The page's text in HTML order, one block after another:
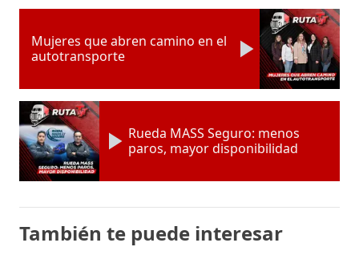
Mujeres que abren camino en el
autotransporte
Rueda MASS Seguro: menos
paros, mayor disponibilidad
También te puede interesar